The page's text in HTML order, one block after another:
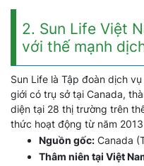
2. Sun Life Việt
với thế mạnh
Sun Life là Tập đoàn dịch
giới có trụ sở tại Canada,
diện tại 28 thị trường trên
thức hoạt động từ năm
Nguồn gốc: Canada
Thâm niên tại Việt